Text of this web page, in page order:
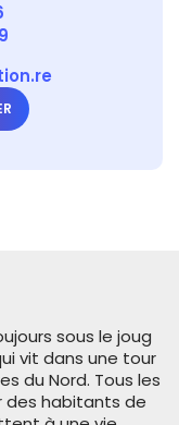
sous le joug
vit dans une tour
du Nord. Tous les
des habitants de